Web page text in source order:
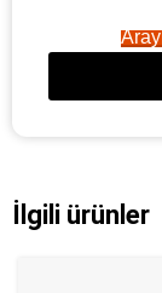
İlgili ürünler